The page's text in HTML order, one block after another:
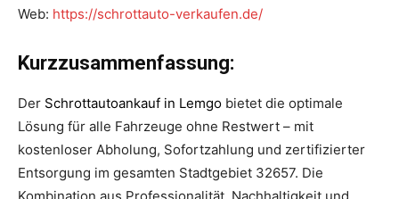
Web: https://schrottauto-verkaufen.de/
Kurzzusammenfassung:
Der Schrottautoankauf in Lemgo bietet die optimale
Lösung für alle Fahrzeuge ohne Restwert – mit
kostenloser Abholung, Sofortzahlung und zertifizierter
Entsorgung im gesamten Stadtgebiet 32657. Die